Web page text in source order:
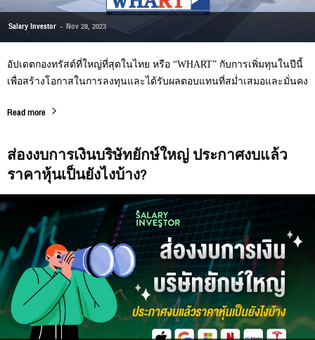
Salary Investor - Nov 28, 2023
อัปเดตกองทรัสต์ที่ใหญ่ที่สุดในไทย หรือ “WHART” กับการเพิ่มทุนในปีนี้
เพื่อสร้างโอกาสในการลงทุนและได้รับผลตอบแทนที่สม่ำเสมอและมั่นคง
Read more
ส่องงบการเงินบริษัทยักษ์ใหญ่ ประกาศงบแล้ว
ราคาหุ้นเป็นยังไงบ้าง?